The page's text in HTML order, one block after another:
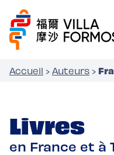
Accueil › Auteurs ›
Livres
en France et à